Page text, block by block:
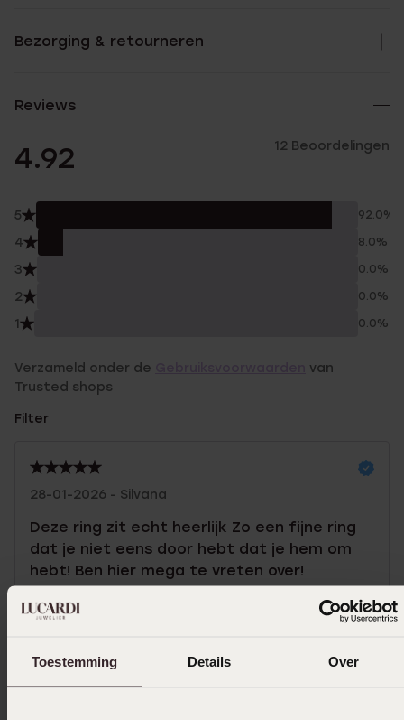
Toestemming Details Over
Bezorging & retourneren
Reviews
4.92 12 Beoordelingen
5 92.0%
4 8.0%
3 0.0%
2 0.0%
1 0.0%
Verzameld onder de
van
Trusted shops
Filter
28-01-2026 - Silvana
Deze ring zit echt heerlijk Zo een fijne ring
dat je niet eens door hebt dat je hem om
hebt! Ben hier mega te vreten over!